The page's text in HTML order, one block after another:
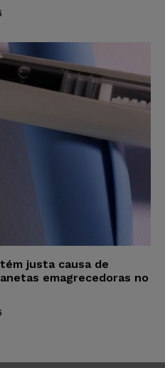
justa causa de
emagrecedoras no